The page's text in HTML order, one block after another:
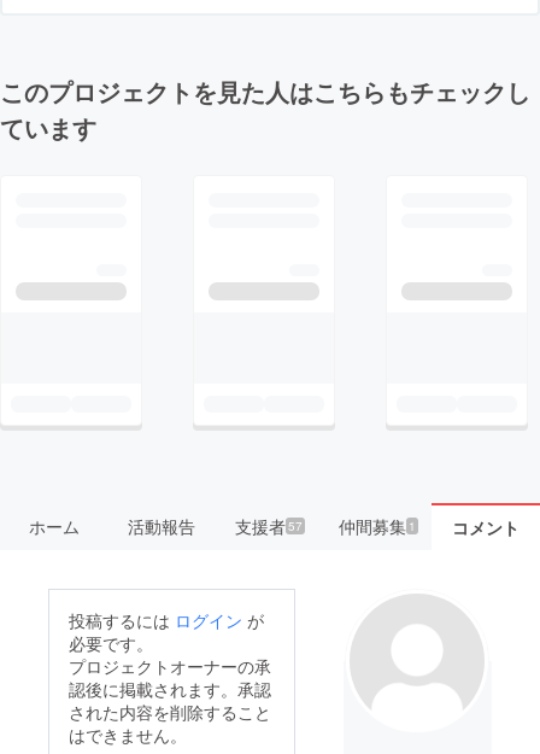
このプロジェクトを見た人はこちらもチェックし
ています
ホーム 活動報告 支援者57 仲間募集 1 コメント
投稿するには ログイン が
必要です。
プロジェクトオーナーの承
認後に掲載されます。承認
された内容を削除すること
はできません。